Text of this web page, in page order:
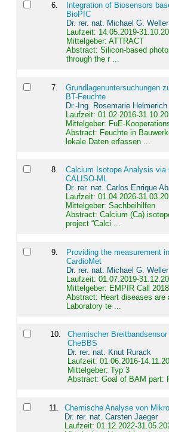
6.
Integration of Biosensors
BioPIC
Dr. rer. nat. Michael G. Weller
Laufzeit: 14.05.2019-
Mittelgeber: ATTRACT
Abstract: Silicon-based
through the r ...
7.
Grundlagenuntersuchungen
BT-Feuchte
Dr.-Ing. Rosemarie Helmerich
Laufzeit: 01.02.2016-
Mittelgeber: FuE-
Abstract: Feuchte in
lokale Daten erfassen ...
8.
Calcium Isotope Analysis
CALISO-ML
Dr. rer. nat. Carlos Enrique
Laufzeit: 01.04.2026-
Mittelgeber: Sachbeihilfen
Abstract:Calcium (Ca)
project “Calci ...
9
Providing the measurement
CardioMet
Dr. rer. nat. Michael G. Weller
Laufzeit: 01.07.2019-
Mittelgeber: EMPIR Call 2018
Abstract: Heart diseases are
Laboratory te ...
10.
Chemischer
CheBBS
Dr. rer. nat. Knut Rurack
Laufzeit: 01.06.2016-
Mittelgeber: Typ 3
Abstract:Goal of BAM part:
11
Chemische Analyse von
Dr. rer. nat. Carsten Jaeger
Laufzeit: 01.12.2022-